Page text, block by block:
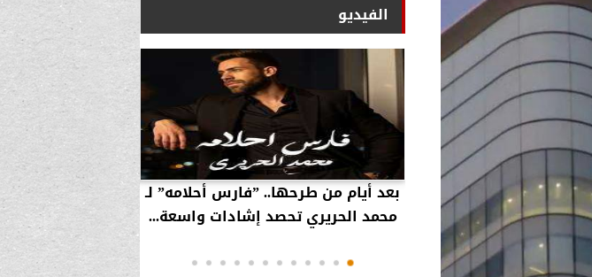
الفيديو
تقرير يفضح تجاوزات
ابن عمه طلال آل ثاني
بعد أيام من طرحها.. ”فارس أحلامه” لـ
محمد الحريري تحصد إشادات واسعة...
بالفيديو…
استراتيجية
انتقلت